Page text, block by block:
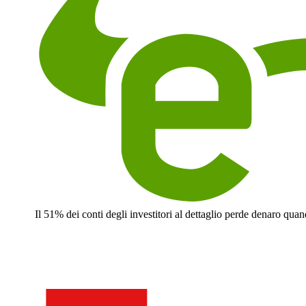
Il 51% dei conti degli investitori al dettaglio perde denaro